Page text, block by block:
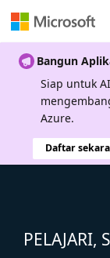
Bangun
Siap untuk
Azure.
Daftar
PELAJARI,